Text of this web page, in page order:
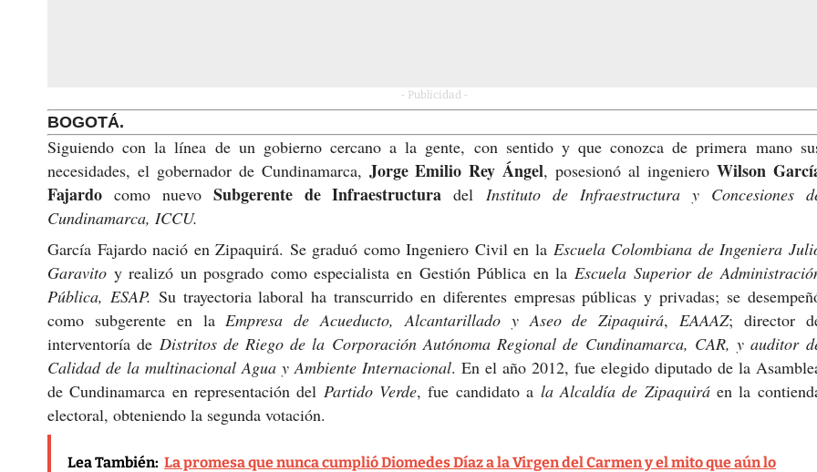
- Publicidad -
BOGOTÁ.
Siguiendo con la línea de un gobierno cercano a la gente, con sentido y que conozca de primera mano
necesidades, el gobernador de Cundinamarca, Jorge Emilio Rey Ángel, posesionó al ingeniero Wilson
Fajardo como nuevo Subgerente de Infraestructuradel Instituto de Infraestructura y Concesiones
Cundinamarca, ICCU.
García Fajardo nació en Zipaquirá. Se graduó como Ingeniero Civil en la Escuela Colombiana de Ingeniera
Garavito y realizó un posgrado como especialista en Gestión Pública en la Escuela Superior de
Pública, ESAP. Su trayectoria laboral ha transcurrido en diferentes empresas públicas y privadas; se
como subgerente en la Empresa de Acueducto, Alcantarillado y Aseo de Zipaquirá, EAAAZ; director
interventoría de Distritos de Riego de la Corporación Autónoma Regional de Cundinamarca, CAR, y auditor
Calidad de la multinacional Agua y Ambiente Internacional. En el año 2012, fue elegido diputado de la
de Cundinamarca en representación del Partido Verde, fue candidato a la Alcaldía de Zipaquiráen la
electoral, obteniendo la segunda votación.
Lea También: La promesa que nunca cumplió Diomedes Díaz a la Virgen del Carmen y el mito que aún lo